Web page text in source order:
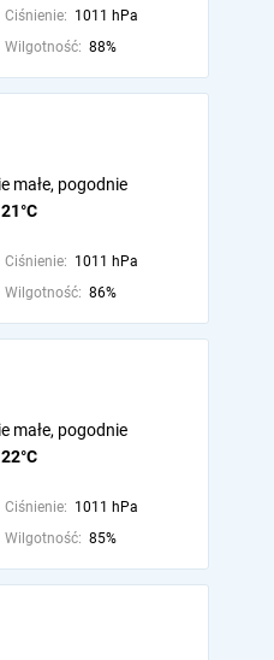
Ciśnienie: 1011 hPa
Wilgotność: 88%
21°C
małe, pogodnie
Ciśnienie: 1011 hPa
Wilgotność: 86%
22°C
małe, pogodnie
Ciśnienie: 1011 hPa
Wilgotność: 85%